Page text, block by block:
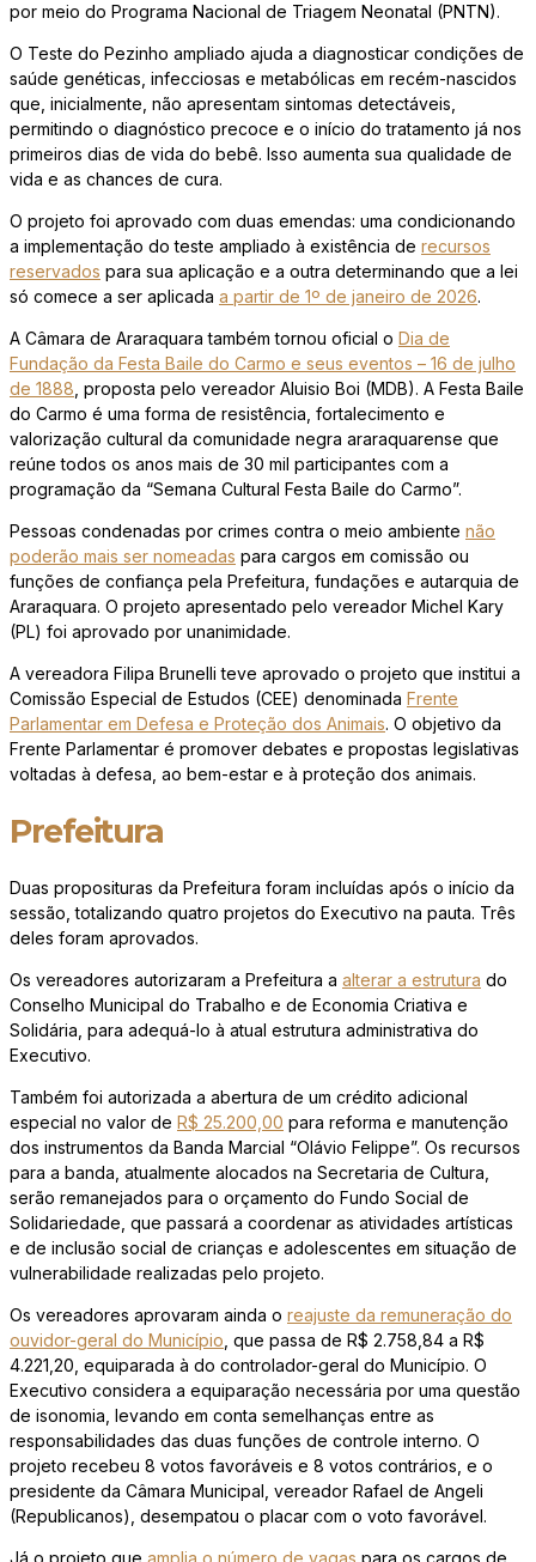
por meio do Programa Nacional de Triagem Neonatal (PNTN).
O Teste do Pezinho ampliado ajuda a diagnosticar condições de
saúde genéticas, infecciosas e metabólicas em recém-nascidos
que, inicialmente, não apresentam sintomas detectáveis,
permitindo o diagnóstico precoce e o início do tratamento já nos
primeiros dias de vida do bebê. Isso aumenta sua qualidade de
vida e as chances de cura.
O projeto foi aprovado com duas emendas: uma condicionando
a implementação do teste ampliado à existência de recursos
reservados para sua aplicação e a outra determinando que a lei
só comece a ser aplicada a partir de 1º de janeiro de 2026.
A Câmara de Araraquara também tornou oficial o Dia de
Fundação da Festa Baile do Carmo e seus eventos – 16 de julho
de 1888 , proposta pelo vereador Aluisio Boi (MDB). A Festa Baile
do Carmo é uma forma de resistência, fortalecimento e
valorização cultural da comunidade negra araraquarense que
reúne todos os anos mais de 30 mil participantes com a
programação da “Semana Cultural Festa Baile do Carmo”.
Pessoas condenadas por crimes contra o meio ambiente não
poderão mais ser nomeadas para cargos em comissão ou
funções de confiança pela Prefeitura, fundações e autarquia de
Araraquara. O projeto apresentado pelo vereador Michel Kary
(PL) foi aprovado por unanimidade.
A vereadora Filipa Brunelli teve aprovado o projeto que institui a
Comissão Especial de Estudos (CEE) denominada Frente
Parlamentar em Defesa e Proteção dos Animais. O objetivo da
Frente Parlamentar é promover debates e propostas legislativas
voltadas à defesa, ao bem-estar e à proteção dos animais.
Prefeitura
Duas proposituras da Prefeitura foram incluídas após o início da
sessão, totalizando quatro projetos do Executivo na pauta. Três
deles foram aprovados.
Os vereadores autorizaram a Prefeitura a alterar a estrutura do
Conselho Municipal do Trabalho e de Economia Criativa e
Solidária, para adequá-lo à atual estrutura administrativa do
Executivo.
Também foi autorizada a abertura de um crédito adicional
especial no valor de R$ 25.200,00 para reforma e manutenção
dos instrumentos da Banda Marcial “Olávio Felippe”. Os recursos
para a banda, atualmente alocados na Secretaria de Cultura,
serão remanejados para o orçamento do Fundo Social de
Solidariedade, que passará a coordenar as atividades artísticas
e de inclusão social de crianças e adolescentes em situação de
vulnerabilidade realizadas pelo projeto.
Os vereadores aprovaram ainda o reajuste da remuneração do
ouvidor-geral do Município , que passa de R$ 2.758,84 a R$
4.221,20, equiparada à do controlador-geral do Município. O
Executivo considera a equiparação necessária por uma questão
de isonomia, levando em conta semelhanças entre as
responsabilidades das duas funções de controle interno. O
projeto recebeu 8 votos favoráveis e 8 votos contrários, e o
presidente da Câmara Municipal, vereador Rafael de Angeli
(Republicanos), desempatou o placar com o voto favorável.
Já o projeto que amplia o número de vagas para os cargos de